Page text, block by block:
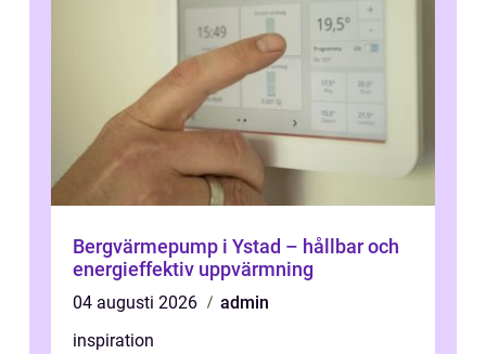
Bergvärmepump i Ystad – hållbar och
energieffektiv uppvärmning
04 augusti 2026
admin
inspiration